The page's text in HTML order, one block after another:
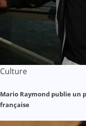
Culture
Mario Raymond publie un
française